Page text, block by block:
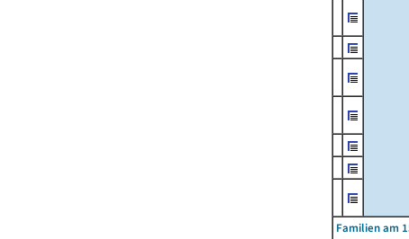
Familien am